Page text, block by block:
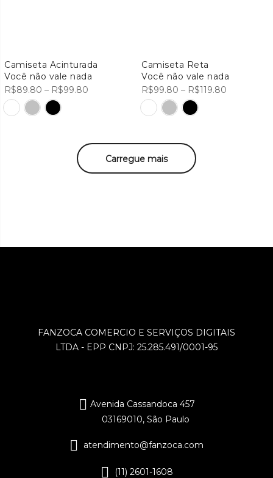
Camiseta Acinturada
Você não vale nada
R$89.80 – R$99.80
através
R$99.80
Camiseta Reta
Você não vale nada
R$99.80 – R$119.80
Carregue mais
FANZOCA COMERCIO E SERVIÇOS DIGITAIS
LTDA - EPP CNPJ: 25.285.491/0001-95
Avenida Cassandoca 457
03169010, São Paulo
atendimento@fanzoca.com
(11) 2601-1608